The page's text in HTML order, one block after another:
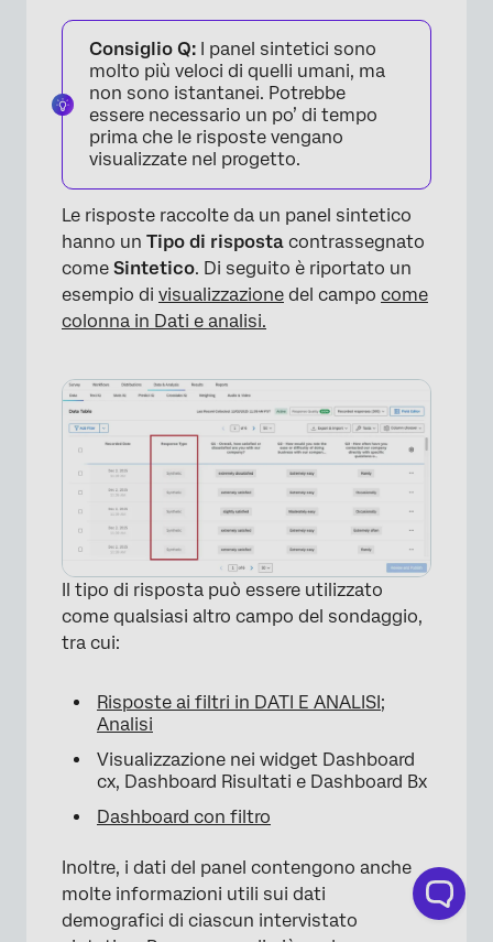
×
Consiglio Q: I panel sintetici sono
molto più veloci di quelli umani, ma
non sono istantanei. Potrebbe
essere necessario un po’ di tempo
prima che le risposte vengano
visualizzate nel progetto.
Le risposte raccolte da un panel sintetico
hanno un Tipo di risposta contrassegnato
come Sintetico. Di seguito è riportato un
esempio di visualizzazione del campo come
colonna in Dati e analisi.
Il tipo di risposta può essere utilizzato
come qualsiasi altro campo del sondaggio,
tra cui:
Risposte ai filtri in DATI E ANALISI;
Analisi
Visualizzazione nei widget Dashboard
cx, Dashboard Risultati e Dashboard Bx
Dashboard con filtro
Inoltre, i dati del panel contengono anche
molte informazioni utili sui dati
demografici di ciascun intervistato